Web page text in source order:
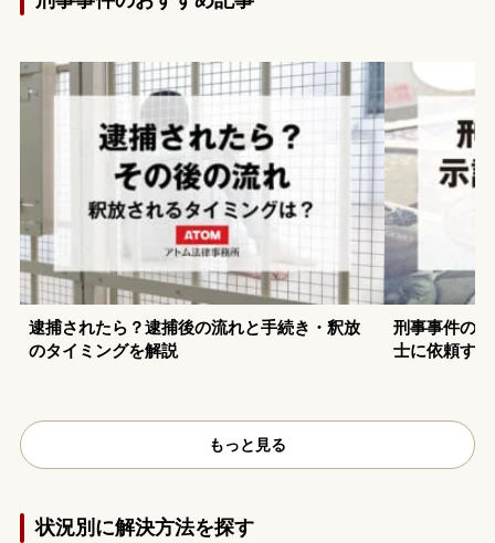
逮捕されたら？逮捕後の流れと手続き・釈放
のタイミングを解説
刑事事件の
士に依頼す
もっと見る
状況別に解決方法を探す